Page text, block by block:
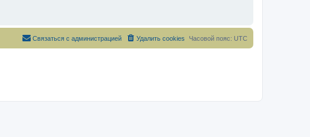
Часовой пояс: UTC
Удалить cookies
Связаться с администрацией